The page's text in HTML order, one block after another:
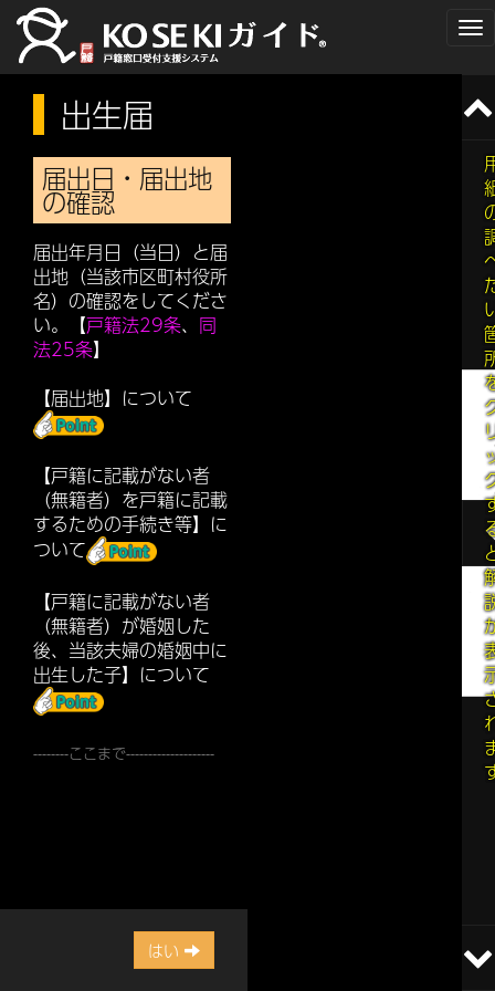
出生届
届出日・届出地
の確認
届出年月日（当日）と届
出地（当該市区町村役所
名）の確認をしてくださ
い。【戸籍法29条、 同
法25条】
【届出地】について
【戸籍に記載がない者
（無籍者）を戸籍に記載
するための手続き等】に
ついて
【戸籍に記載がない者
（無籍者）が婚姻した
後、当該夫婦の婚姻中に
出生した子】について
--------ここまで--------------------
はい